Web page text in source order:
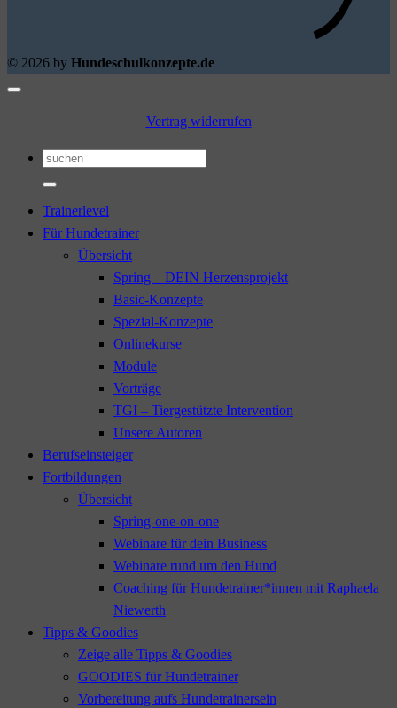
© 2026 by Hundeschulkonzepte.de
Vertrag widerrufen
Suchen
nach:
Trainerlevel
Für Hundetrainer
Übersicht
Spring – DEIN Herzensprojekt
Basic-Konzepte
Spezial-Konzepte
Onlinekurse
Module
Vorträge
TGI – Tiergestützte Intervention
Unsere Autoren
Berufseinsteiger
Fortbildungen
Übersicht
Spring-one-on-one
Webinare für dein Business
Webinare rund um den Hund
Coaching für Hundetrainer*innen mit Raphaela
Niewerth
Tipps & Goodies
Zeige alle Tipps & Goodies
GOODIES für Hundetrainer
Vorbereitung aufs Hundetrainersein